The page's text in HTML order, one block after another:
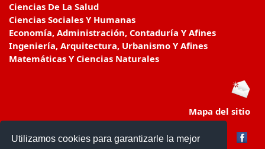
Utilizamos cookies para garantizarle la mejor
Ciencias De La Salud
Ciencias Sociales Y Humanas
Economía, Administración, Contaduría Y Afines
Ingeniería, Arquitectura, Urbanismo Y Afines
Matemáticas Y Ciencias Naturales
Mapa del sitio